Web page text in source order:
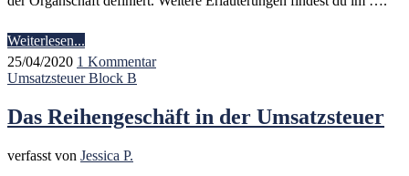
Weiterlesen...
25/04/2020 1 Kommentar
Umsatzsteuer Block B
Das Reihengeschäft in der Umsatzsteuer
verfasst von Jessica P.